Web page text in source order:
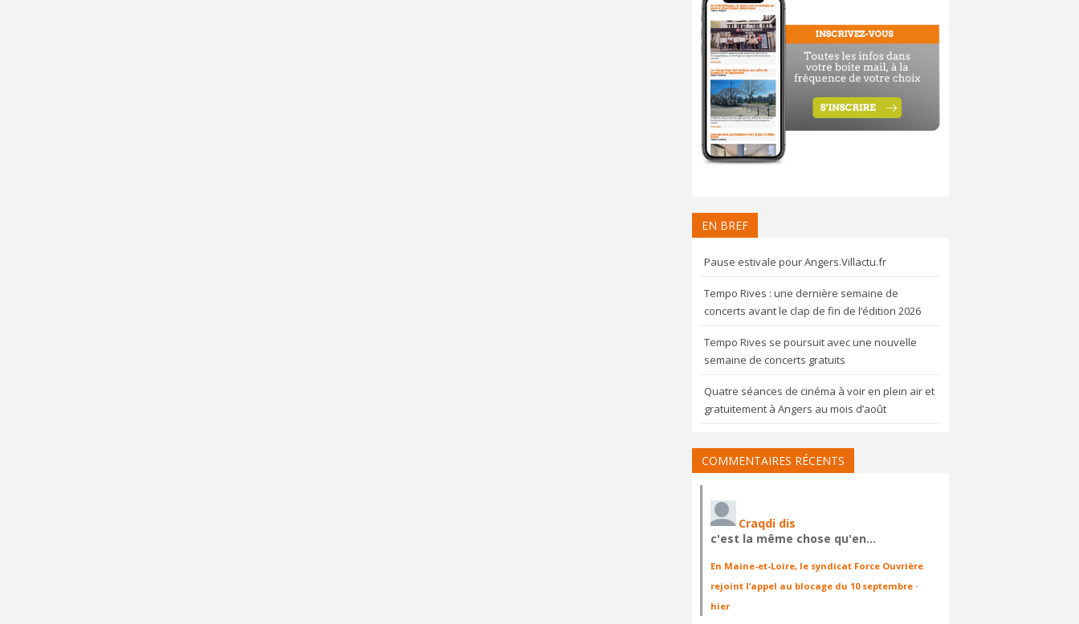
EN BREF
Pause estivale pour Angers.Villactu.fr
Tempo Rives : une dernière semaine de
concerts avant le clap de fin de l’édition 2026
Tempo Rives se poursuit avec une nouvelle
semaine de concerts gratuits
Quatre séances de cinéma à voir en plein air et
gratuitement à Angers au mois d’août
COMMENTAIRES RÉCENTS
Craqdi dis
c'est la même chose qu'en…
En Maine-et-Loire, le syndicat Force Ouvrière
rejoint l’appel au blocage du 10 septembre ·
hier